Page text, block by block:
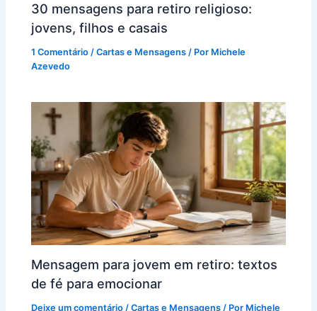
30 mensagens para retiro religioso:
jovens, filhos e casais
1 Comentário /Cartas e Mensagens / Por Michele
Azevedo
Mensagem para jovem em retiro: textos
de fé para emocionar
Deixe um comentário /Cartas e Mensagens / Por Michele